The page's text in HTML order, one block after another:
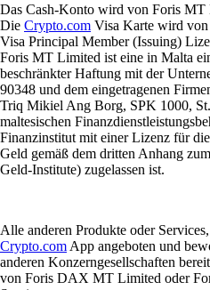
Das Cash-Konto wird von Foris MT
Die Crypto.com Visa Karte wird
Visa Principal Member (Issuing)
Foris MT Limited ist eine in Malta
beschränkter Haftung mit der
90348 und dem eingetragenen
Triq Mikiel Ang Borg, SPK 1000,
maltesischen
Finanzinstitut mit einer Lizenz für
Geld gemäß dem dritten Anhang
Geld-Institute) zugelassen ist.
Alle anderen Produkte oder
Crypto.com App angeboten und
anderen Konzerngesellschaften
von Foris DAX MT Limited oder